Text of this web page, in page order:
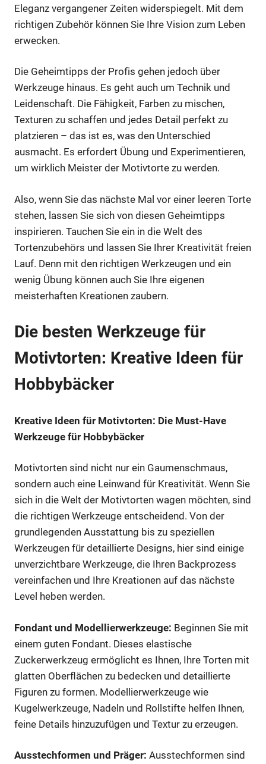
Eleganz vergangener Zeiten widerspiegelt. Mit dem
richtigen Zubehör können Sie Ihre Vision zum Leben
erwecken.
Die Geheimtipps der Profis gehen jedoch über
Werkzeuge hinaus. Es geht auch um Technik und
Leidenschaft. Die Fähigkeit, Farben zu mischen,
Texturen zu schaffen und jedes Detail perfekt zu
platzieren – das ist es, was den Unterschied
ausmacht. Es erfordert Übung und Experimentieren,
um wirklich Meister der Motivtorte zu werden.
Also, wenn Sie das nächste Mal vor einer leeren Torte
stehen, lassen Sie sich von diesen Geheimtipps
inspirieren. Tauchen Sie ein in die Welt des
Tortenzubehörs und lassen Sie Ihrer Kreativität freien
Lauf. Denn mit den richtigen Werkzeugen und ein
wenig Übung können auch Sie Ihre eigenen
meisterhaften Kreationen zaubern.
Die besten Werkzeuge für
Motivtorten: Kreative Ideen für
Hobbybäcker
Kreative Ideen für Motivtorten: Die Must-Have
Werkzeuge für Hobbybäcker
Motivtorten sind nicht nur ein Gaumenschmaus,
sondern auch eine Leinwand für Kreativität. Wenn Sie
sich in die Welt der Motivtorten wagen möchten, sind
die richtigen Werkzeuge entscheidend. Von der
grundlegenden Ausstattung bis zu speziellen
Werkzeugen für detaillierte Designs, hier sind einige
unverzichtbare Werkzeuge, die Ihren Backprozess
vereinfachen und Ihre Kreationen auf das nächste
Level heben werden.
Fondant und Modellierwerkzeuge: Beginnen Sie mit
einem guten Fondant. Dieses elastische
Zuckerwerkzeug ermöglicht es Ihnen, Ihre Torten mit
glatten Oberflächen zu bedecken und detaillierte
Figuren zu formen. Modellierwerkzeuge wie
Kugelwerkzeuge, Nadeln und Rollstifte helfen Ihnen,
feine Details hinzuzufügen und Textur zu erzeugen.
Ausstechformen und Präger: Ausstechformen sind